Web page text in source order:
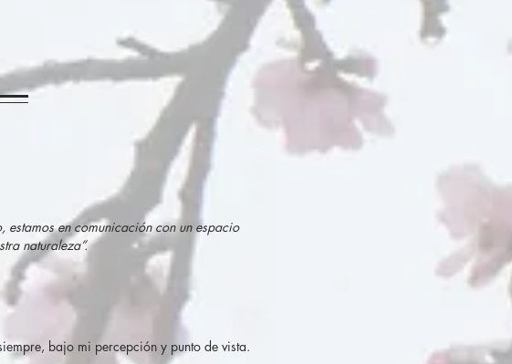
en comunicación con un espacio
naturaleza”.
bajo mi percepción y punto de vista.